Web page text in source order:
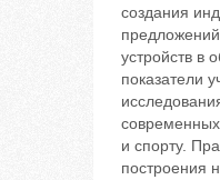
создания
устройств в
показатели
и спорту.
построения